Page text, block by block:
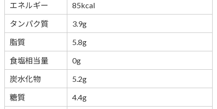
エネルギー
85kcal
タンパク質
3.9g
脂質
5.8g
食塩相当量
0g
炭水化物
5.2g
糖質
4.4g